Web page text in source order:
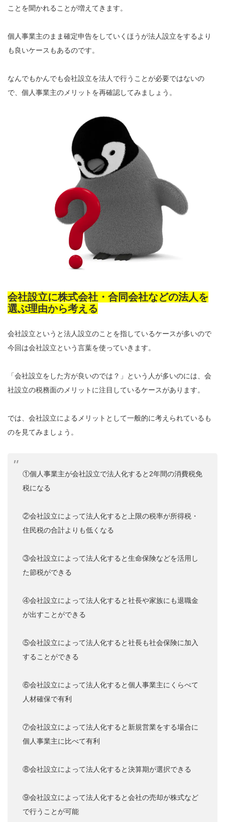
ことを聞かれることが増えてきます。
個人事業主のまま確定申告をしていくほうが法人設立をするより
も良いケースもあるのです。
なんでもかんでも会社設立を法人で行うことが必要ではないの
で、個人事業主のメリットを再確認してみましょう。
会社設立に株式会社・合同会社などの法人を
選ぶ理由から考える
会社設立というと法人設立のことを指しているケースが多いので
今回は会社設立という言葉を使っていきます。
「会社設立をした方が良いのでは？」という人が多いのには、会
社設立の税務面のメリットに注目しているケースがあります。
では、会社設立によるメリットとして一般的に考えられているも
のを見てみましょう。
①個人事業主が会社設立で法人化すると2年間の消費税免
税になる
②会社設立によって法人化すると上限の税率が所得税・
住民税の合計よりも低くなる
③会社設立によって法人化すると生命保険などを活用し
た節税ができる
④会社設立によって法人化すると社長や家族にも退職金
が出すことができる
⑤会社設立によって法人化すると社長も社会保険に加入
することができる
⑥会社設立によって法人化すると個人事業主にくらべて
人材確保で有利
⑦会社設立によって法人化すると新規営業をする場合に
個人事業主に比べて有利
⑧会社設立によって法人化すると決算期が選択できる
⑨会社設立によって法人化すると会社の売却が株式など
で行うことが可能